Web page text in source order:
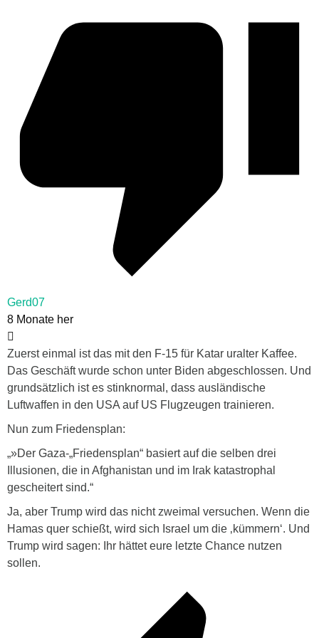
Gerd07
8 Monate her
Zuerst einmal ist das mit den F-15 für Katar uralter Kaffee.
Das Geschäft wurde schon unter Biden abgeschlossen. Und
grundsätzlich ist es stinknormal, dass ausländische
Luftwaffen in den USA auf US Flugzeugen trainieren.
Nun zum Friedensplan:
„»Der Gaza-„Friedensplan“ basiert auf die selben drei
Illusionen, die in Afghanistan und im Irak katastrophal
gescheitert sind.“
Ja, aber Trump wird das nicht zweimal versuchen. Wenn die
Hamas quer schießt, wird sich Israel um die ‚kümmern‘. Und
Trump wird sagen: Ihr hättet eure letzte Chance nutzen
sollen.